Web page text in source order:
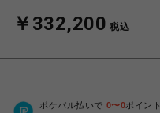
￥332,200 税込
ポケパル払いで 0〜0ポイント